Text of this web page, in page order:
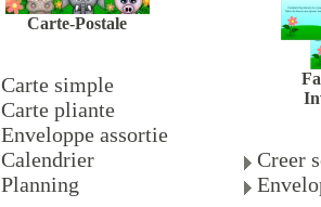
Carte-Postale
Carte simple
Carte pliante
Enveloppe assortie
Calendrier
Planning
Creer